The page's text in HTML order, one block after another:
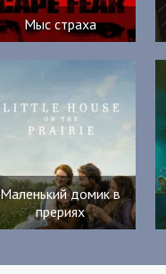
Мыс страха
Маленький домик в
прериях